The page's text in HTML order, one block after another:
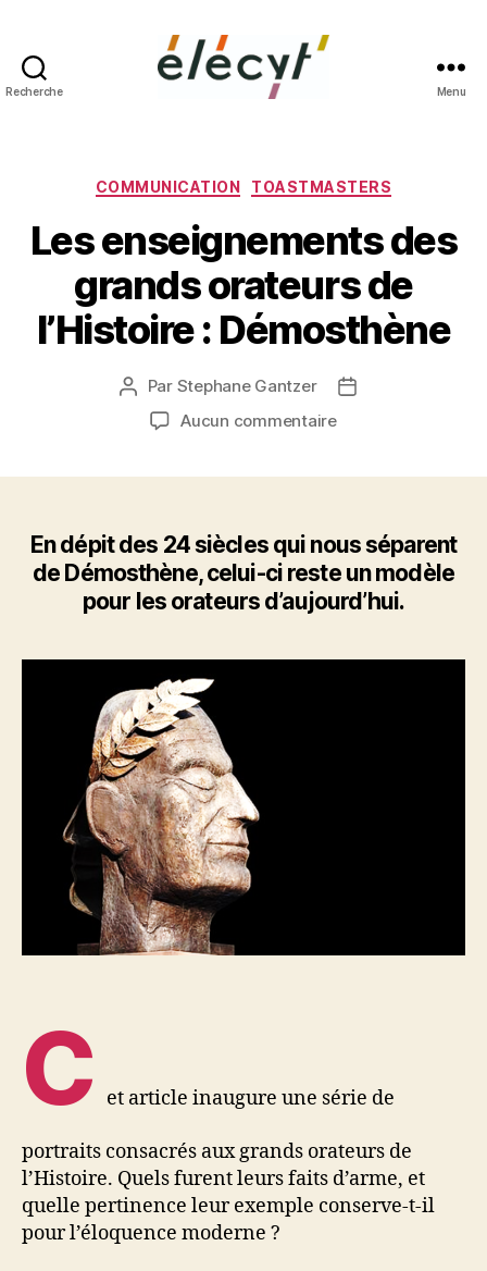
Recherche Menu
Catégories
COMMUNICATION TOASTMASTERS
Les enseignements des
grands orateurs de
l’Histoire : Démosthène
Auteur
l’article
Par Stephane Gantzer
Date
Aucun commentairesur
orateurs
de
l’Histoire
:
En dépit des 24 siècles qui nous séparent
de Démosthène, celui-ci reste un modèle
pour les orateurs d’aujourd’hui.
C et article inaugure une série de
portraits consacrés aux grands orateurs de
l’Histoire. Quels furent leurs faits d’arme, et
quelle pertinence leur exemple conserve-t-il
pour l’éloquence moderne ?